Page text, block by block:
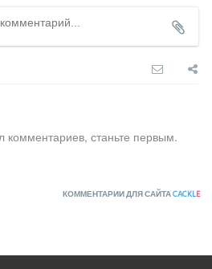
комментариев, станьте первым.
КОММЕНТАРИИ ДЛЯ САЙТАCACKLE